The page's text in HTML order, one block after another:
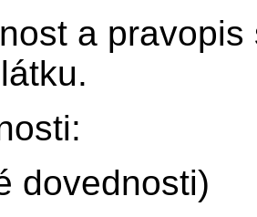
a
dovednosti)